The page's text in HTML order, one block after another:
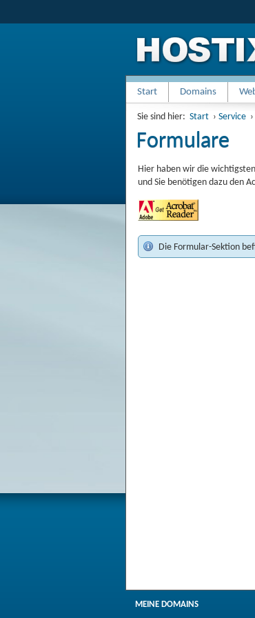
Start Domains
Sie sind hier: Start › Service ›
Formulare
Hier haben wir die
und Sie benötigen dazu den
Die Formular-Sektion
MEINE DOMAINS